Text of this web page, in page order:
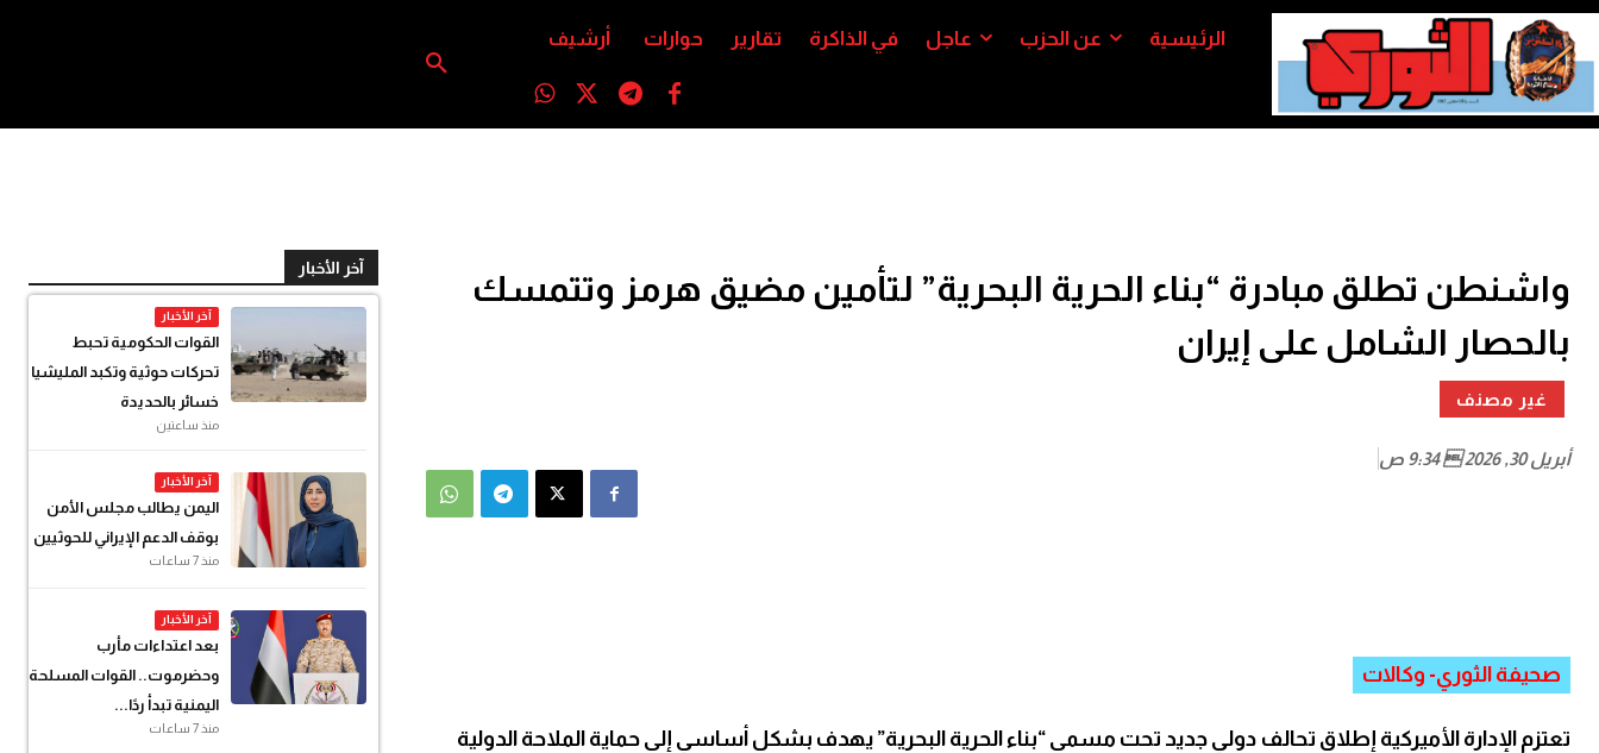
الرئيسية عن الحزب عاجل في الذاكرة تقارير حوارات أرشيف
آخر الأخبار
آخر الأخبار
القوات الحكومية تحبط
تحركات حوثية وتكبد المليشيا
خسائر بالحديدة
منذ ساعتين
آخر الأخبار
اليمن يطالب مجلس الأمن
بوقف الدعم الإيراني للحوثيين
منذ 7 ساعات
آخر الأخبار
بعد اعتداءات مأرب
وحضرموت.. القوات المسلحة
اليمنية تبدأ ردًا...
منذ 7 ساعات
واشنطن تطلق مبادرة “بناء الحرية البحرية” لتأمين مضيق هرمز وتتمسك
بالحصار الشامل على إيران
غير مصنف
أبريل 30, 2026  9:34 ص
صحيفة الثوري- وكالات
تعتزم الإدارة الأميركية إطلاق تحالف دولي جديد تحت مسمى “بناء الحرية البحرية” يهدف بشكل أساسي إلى حماية الملاحة الدولية